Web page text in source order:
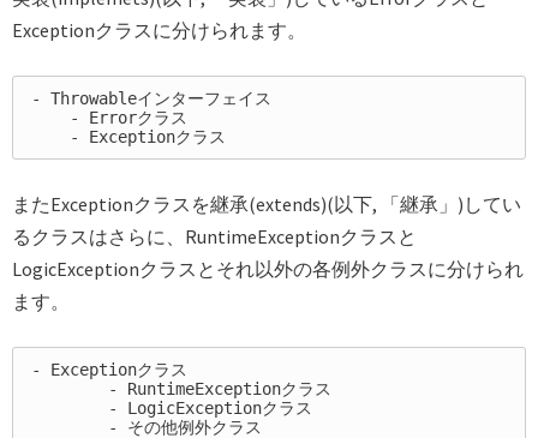
Exceptionクラスに分けられます。
- Throwableインターフェイス
    - Errorクラス
またExceptionクラスを継承(extends)(以下, 「継承」)してい
るクラスはさらに、RuntimeExceptionクラスと
LogicExceptionクラスとそれ以外の各例外クラスに分けられ
ます。
-
	-
	-
	-